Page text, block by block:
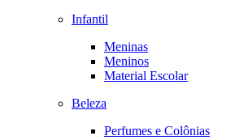
Infantil
Meninas
Meninos
Material Escolar
Beleza
Perfumes e Colônias